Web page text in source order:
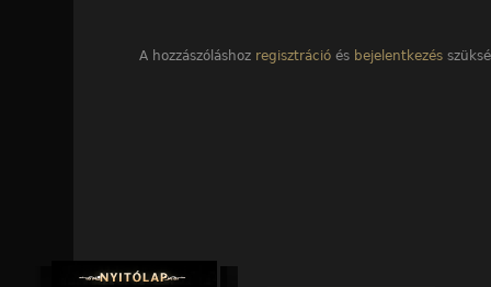
A hozzászóláshoz regisztráció és bejelentkezés